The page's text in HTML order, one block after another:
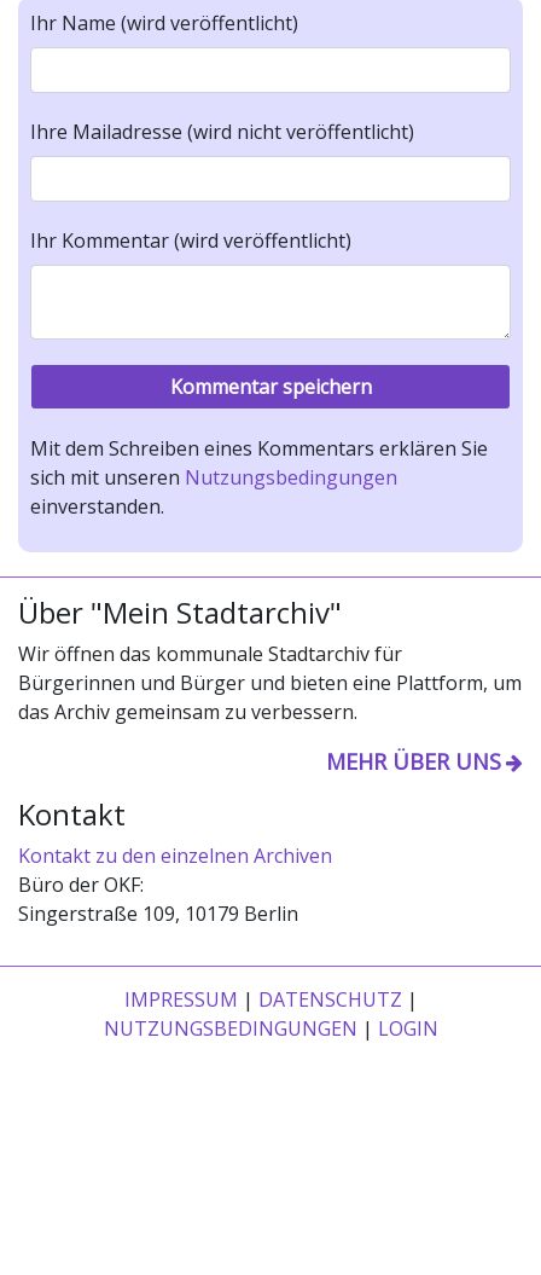
Ihr Name (wird veröffentlicht)
Ihre Mailadresse (wird nicht veröffentlicht)
Ihr Kommentar (wird veröffentlicht)
Mit dem Schreiben eines Kommentars erklären Sie
sich mit unseren Nutzungsbedingungen
einverstanden.
Über "Mein Stadtarchiv"
Wir öffnen das kommunale Stadtarchiv für
Bürgerinnen und Bürger und bieten eine Plattform, um
das Archiv gemeinsam zu verbessern.
MEHR ÜBER UNS
Kontakt
Kontakt zu den einzelnen Archiven
Büro der OKF:
Singerstraße 109, 10179 Berlin
IMPRESSUM | DATENSCHUTZ |
NUTZUNGSBEDINGUNGEN | LOGIN